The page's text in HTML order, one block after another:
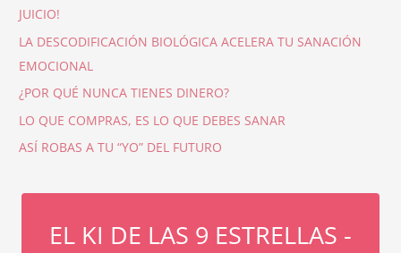
JUICIO!
LA DESCODIFICACIÓN BIOLÓGICA ACELERA TU SANACIÓN
EMOCIONAL
¿POR QUÉ NUNCA TIENES DINERO?
LO QUE COMPRAS, ES LO QUE DEBES SANAR
ASÍ ROBAS A TU “YO” DEL FUTURO
EL KI DE LAS 9 ESTRELLAS -